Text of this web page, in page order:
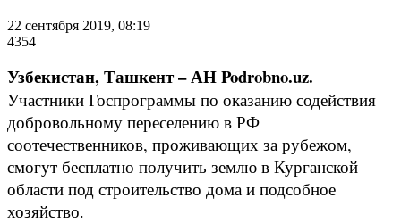
22 сентября 2019, 08:19
4354
Узбекистан, Ташкент – АН Podrobno.uz.
Участники Госпрограммы по оказанию содействия
добровольному переселению в РФ
соотечественников, проживающих за рубежом,
смогут бесплатно получить землю в Курганской
области под строительство дома и подсобное
хозяйство.